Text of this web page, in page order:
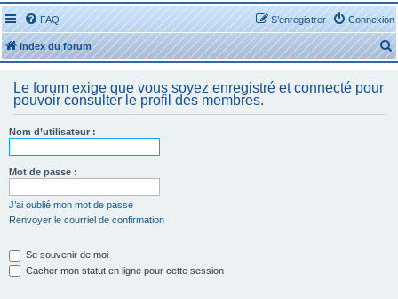
FAQ Connexion
S’enregistrer
Index du forum
e
Le forum exige que vous soyez enregistré et connecté pour
pouvoir consulter le profil des membres.
Nom d’utilisateur :
Mot de passe :
J’ai oublié mon mot de passe
Renvoyer le courriel de confirmation
Se souvenir de moi
Cacher mon statut en ligne pour cette session